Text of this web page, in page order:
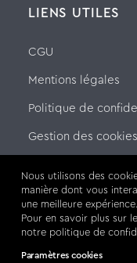
LIENS UTILES
CGU
Mentions légales
Politique de
Gestion des cookies
SUIVEZ-NOUS SUR
Nous utilisons des
manière dont vous
une meilleure expérience.
Pour en savoir plus sur
notre politique de
Paramètres cookies